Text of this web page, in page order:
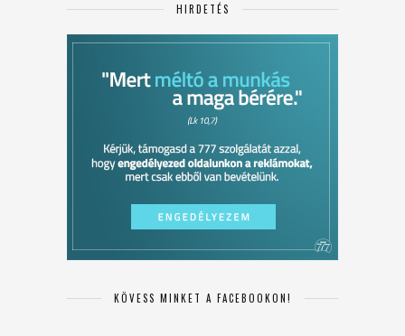
HIRDETÉS
KÖVESS MINKET A FACEBOOKON!